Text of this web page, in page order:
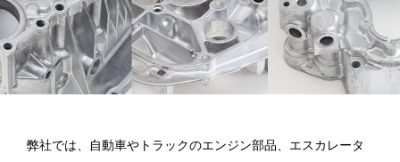
弊社では、自動車やトラックのエンジン部品、エスカレータ